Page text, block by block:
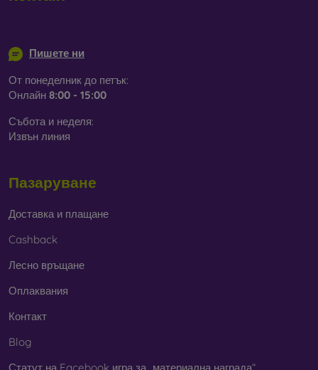
материали. Просто изберете този, който е за вас.
Пишете ни
От понеделник до петък:
Онлайн 8:00 - 15:00
Събота и неделя:
Извън линия
Пазаруване
Доставка и плащане
Cashback
Лесно връщане
Оплаквания
Контакт
Blog